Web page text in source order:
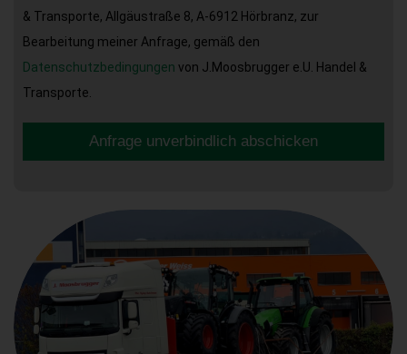
& Transporte, Allgäustraße 8, A-6912 Hörbranz, zur
Bearbeitung meiner Anfrage, gemäß den
Datenschutzbedingungen von J.Moosbrugger e.U. Handel &
Transporte.
Anfrage unverbindlich abschicken